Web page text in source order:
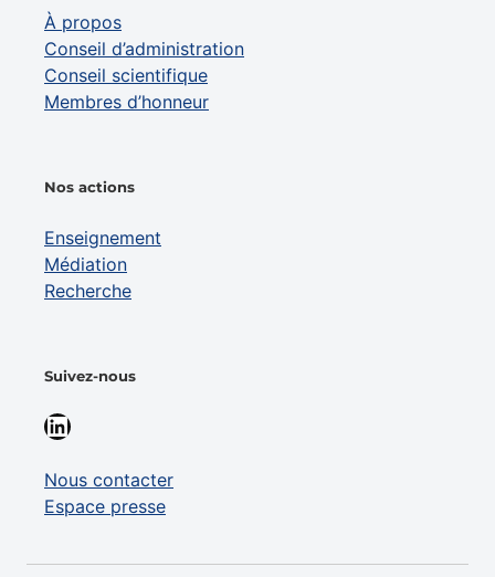
À propos
Conseil d’administration
Conseil scientifique
Membres d’honneur
Nos actions
Enseignement
Médiation
Recherche
Suivez-nous
LinkedIn
Nous contacter
Espace presse